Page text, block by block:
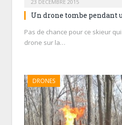
23 DÉCEMBRE 2015
Un drone tombe pendant
Pas de chance pour ce skieur
drone sur la…
DRONES